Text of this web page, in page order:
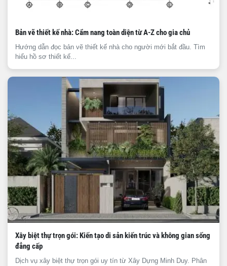
Bản vẽ thiết kế nhà: Cẩm nang toàn diện từ A-Z cho gia chủ
Hướng dẫn đọc bản vẽ thiết kế nhà cho người mới bắt đầu. Tìm
hiểu hồ sơ thiết kế...
Xây biệt thự trọn gói: Kiến tạo di sản kiến trúc và không gian sống
đẳng cấp
Dịch vụ xây biệt thự trọn gói uy tín từ Xây Dựng Minh Duy. Phân